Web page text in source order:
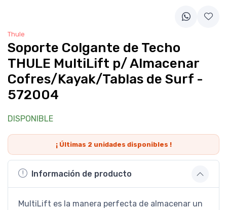
Thule
Soporte Colgante de Techo
THULE MultiLift p/ Almacenar
Cofres/Kayak/Tablas de Surf -
572004
DISPONIBLE
¡ Últimas 2 unidades disponibles !
Información de producto
MultiLift es la manera perfecta de almacenar un